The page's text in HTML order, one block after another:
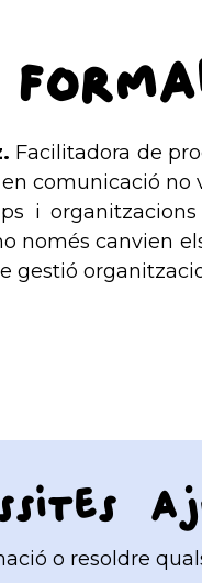
Facilitadora de
comunicació no
i
només canvien
gestió
o resoldre